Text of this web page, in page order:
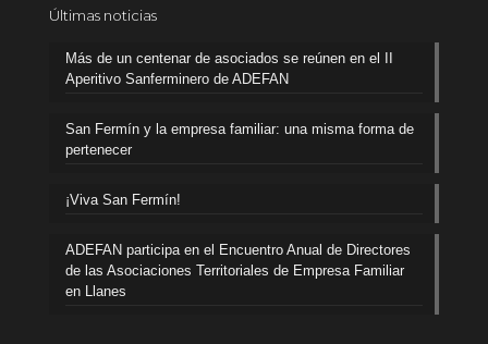
Últimas noticias
Más de un centenar de asociados se reúnen en el II
Aperitivo Sanferminero de ADEFAN
San Fermín y la empresa familiar: una misma forma de
pertenecer
¡Viva San Fermín!
ADEFAN participa en el Encuentro Anual de Directores
de las Asociaciones Territoriales de Empresa Familiar
en Llanes